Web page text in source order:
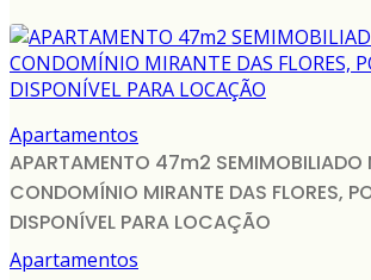
Apartamentos
APARTAMENTO 47m2 SEMIMOBILIADO
CONDOMÍNIO MIRANTE DAS FLORES,
DISPONÍVEL PARA LOCAÇÃO
Apartamentos